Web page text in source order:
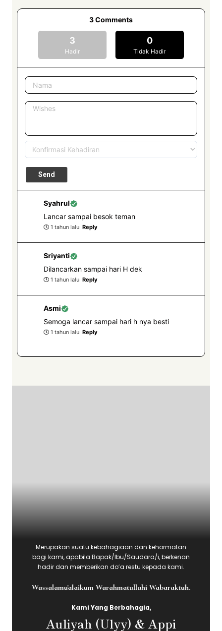
3Comments
3
Hadir
0
Tidak Hadir
Syahrul
Lancar sampai besok teman
1 tahun lalu Reply
Sriyanti
Dilancarkan sampai hari H dek
1 tahun lalu Reply
Asmi
Semoga lancar sampai hari h nya besti
1 tahun lalu Reply
Merupakan suatu kebahagiaan dan kehormatan
bagi kami, apabila Bapak/Ibu/Saudara/i, berkenan
hadir dan memberikan do’a restu kepada kami.
Wassalamu'alaikum Warahmatullahi Wabaraktuh.
Kami Yang Berbahagia,
Auliyah (Ulyy) & Appi